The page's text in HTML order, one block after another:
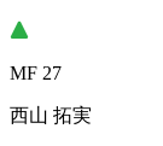
MF 27
西山 拓実